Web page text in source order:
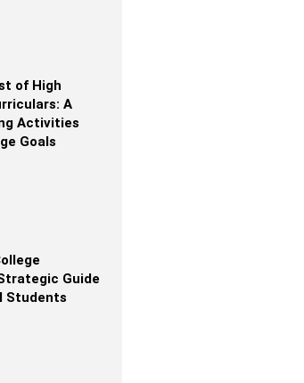
of High
A
Activities
Goals
Guide
Students